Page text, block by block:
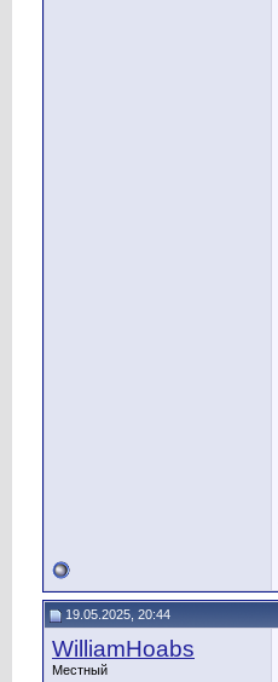
19.05.2025, 20:44
WilliamHoabs
Местный